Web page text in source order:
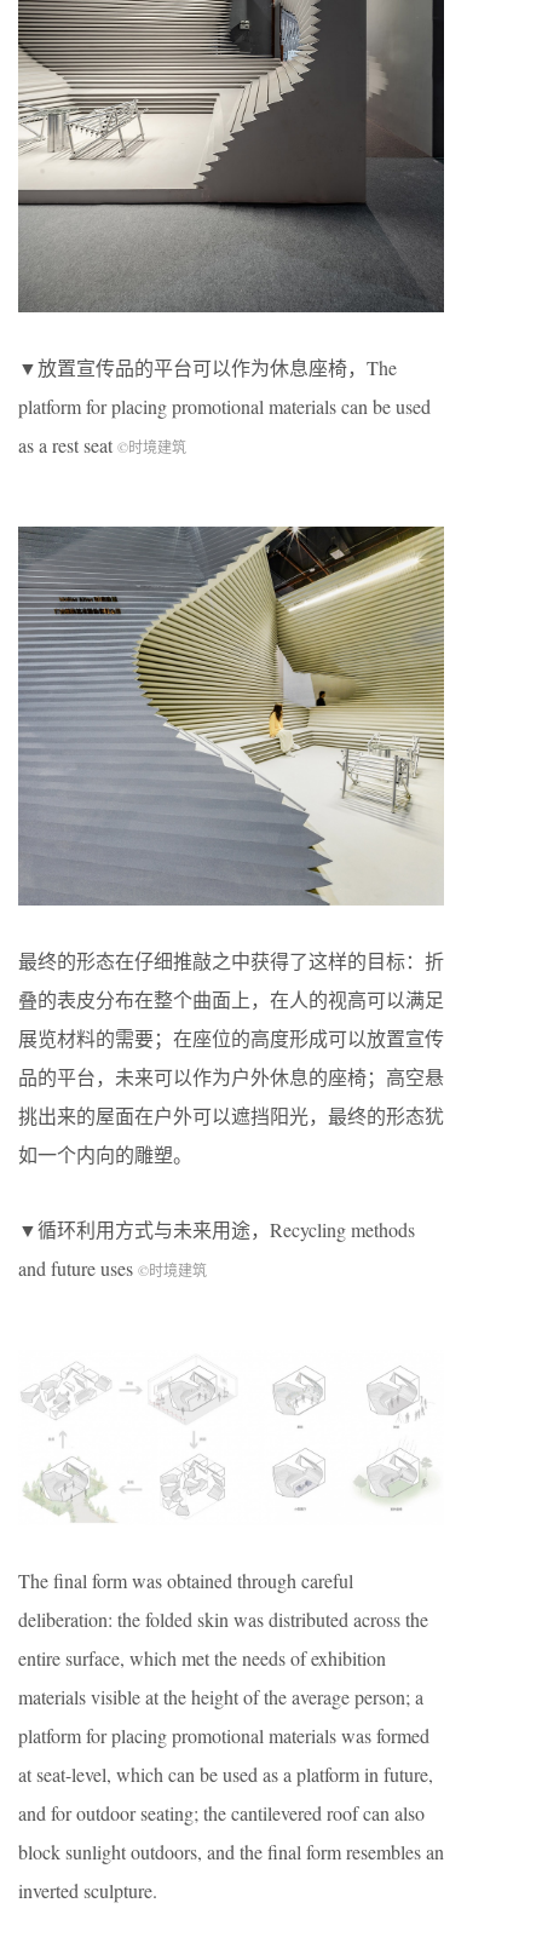
▼放置宣传品的平台可以作为休息座椅，The
platform for placing promotional materials can be used
as a rest seat ©时境建筑
最终的形态在仔细推敲之中获得了这样的目标：折
叠的表皮分布在整个曲面上，在人的视高可以满足
展览材料的需要；在座位的高度形成可以放置宣传
品的平台，未来可以作为户外休息的座椅；高空悬
挑出来的屋面在户外可以遮挡阳光，最终的形态犹
如一个内向的雕塑。
▼循环利用方式与未来用途，Recycling methods
and future uses ©时境建筑
The final form was obtained through careful
deliberation: the folded skin was distributed across the
entire surface, which met the needs of exhibition
materials visible at the height of the average person; a
platform for placing promotional materials was formed
at seat-level, which can be used as a platform in future,
and for outdoor seating; the cantilevered roof can also
block sunlight outdoors, and the final form resembles an
inverted sculpture.